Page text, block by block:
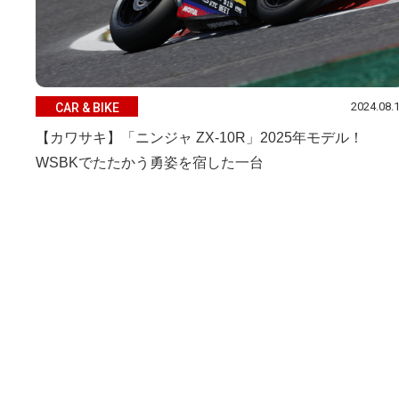
CAR & BIKE
【カワサキ】「ニンジャ ZX-10R」2025年モデル！
WSBKでたたかう勇姿を宿した一台